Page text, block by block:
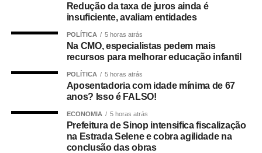
Na sequência, o senador voltou a questionar a condução
da disputa e afirmou que interesses financeiros
influenciaram o resultado. Sem citar nomes, também
levantou dúvidas sobre a origem dos recursos
“Enfrentei um poderio econômico. Não sabemos de onde
Mesmo após o embate interno no União Brasil, Jayme
Redução da taxa de juros ainda é
insuficiente, avaliam entidades
POLÍTICA 5 horas atrás
Na CMO, especialistas pedem mais
recursos para melhorar educação infantil
POLÍTICA 5 horas atrás
Aposentadoria com idade mínima de 67
anos? Isso é FALSO!
ECONOMIA 5 horas atrás
Prefeitura de Sinop intensifica fiscalização
na Estrada Selene e cobra agilidade na
conclusão das obras